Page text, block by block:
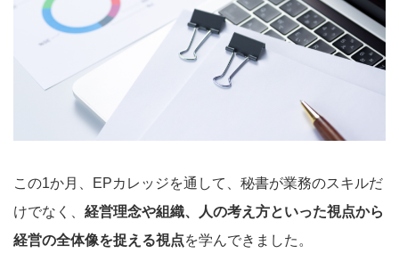
この1か月、EPカレッジを通して、秘書が業務のスキルだ
けでなく、 経営理念や組織、人の考え方といった視点から
経営の全体像を捉える視点を学んできました。